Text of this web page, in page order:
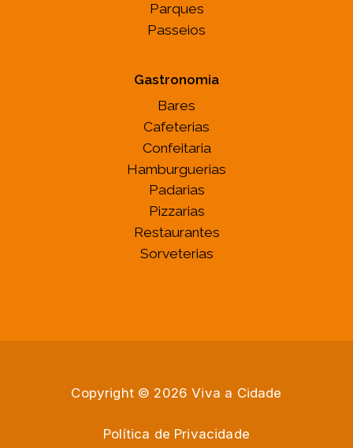
Parques
Passeios
Gastronomia
Bares
Cafeterias
Confeitaria
Hamburguerias
Padarias
Pizzarias
Restaurantes
Sorveterias
Copyright © 2026 Viva a Cidade
Política de Privacidade